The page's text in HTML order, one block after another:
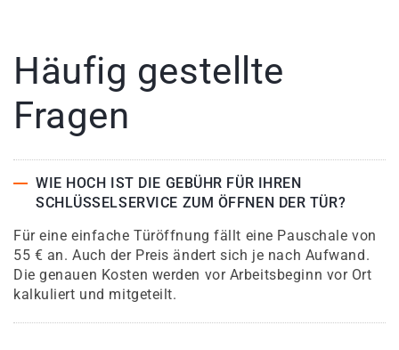
Häufig gestellte
Fragen
WIE HOCH IST DIE GEBÜHR FÜR IHREN
SCHLÜSSELSERVICE ZUM ÖFFNEN DER TÜR?
Für eine einfache Türöffnung fällt eine Pauschale von
55 € an. Auch der Preis ändert sich je nach Aufwand.
Die genauen Kosten werden vor Arbeitsbeginn vor Ort
kalkuliert und mitgeteilt.